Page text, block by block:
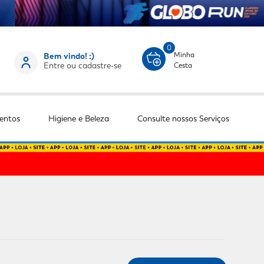
Bem vindo! :)
Entre ou cadastre-se
0
Minha
Cesta
Higiene e Beleza Consulte nossos Serviços